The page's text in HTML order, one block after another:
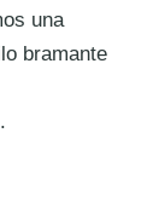
una
bramante